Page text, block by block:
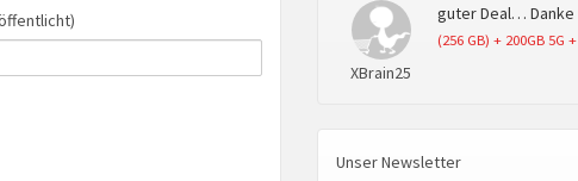
XBrain25
guter Deal… Danke
(256 GB) + 200GB 5G +
Unser Newsletter